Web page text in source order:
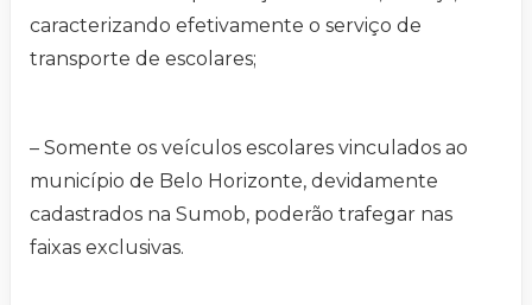
caracterizando efetivamente o serviço de
transporte de escolares;
– Somente os veículos escolares vinculados ao
município de Belo Horizonte, devidamente
cadastrados na Sumob, poderão trafegar nas
faixas exclusivas.